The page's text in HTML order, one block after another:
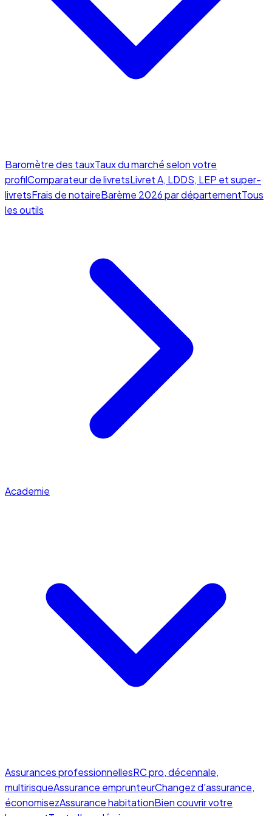
Baromètre des tauxTaux du marché selon votre
profilComparateur de livretsLivret A, LDDS, LEP et super-
livretsFrais de notaireBarème 2026 par départementTous
les outils
Academie
Assurances professionnellesRC pro, décennale,
multirisqueAssurance emprunteurChangez d'assurance,
économisezAssurance habitationBien couvrir votre